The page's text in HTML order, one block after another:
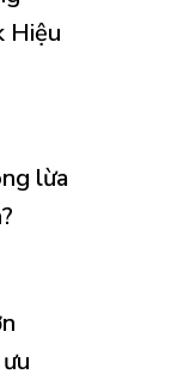
Hiệu
lừa